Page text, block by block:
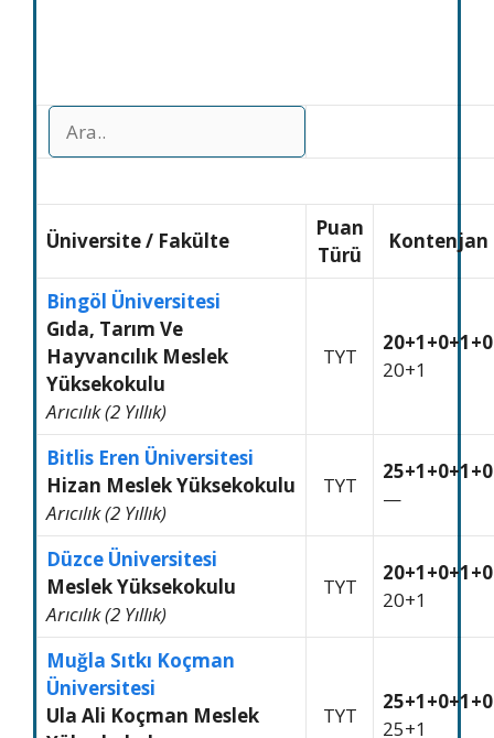
Üniversite/ Fakülte
Puan
Türü
Kontenjan
Bingöl Üniversitesi
Gıda, Tarım Ve
Hayvancılık Meslek
Yüksekokulu
Arıcılık (2 Yıllık)
TYT
20+1+0+1+0
20+1
Bitlis Eren Üniversitesi
Hizan Meslek Yüksekokulu
Arıcılık (2 Yıllık)
TYT
25+1+0+1+0
—
Düzce Üniversitesi
Meslek Yüksekokulu
Arıcılık (2 Yıllık)
TYT
20+1+0+1+0
20+1
Muğla Sıtkı Koçman
Üniversitesi
Ula Ali Koçman Meslek
TYT
25+1+0+1+0
25+1